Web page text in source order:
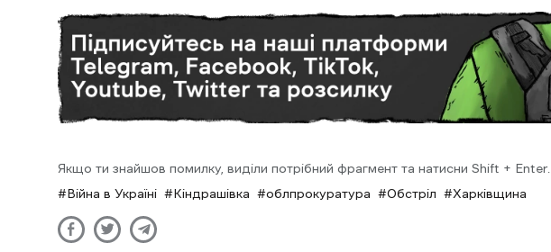
Якщо ти знайшов помилку, виділи потрібний фрагмент та натисни Shift + Enter.
Війна в Україні
Кіндрашівка облпрокуратура Обстріл Харківщина